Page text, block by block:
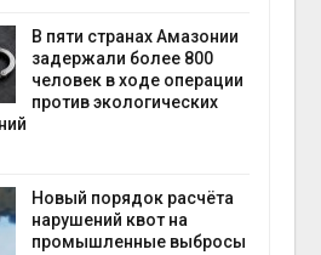
Москвариум отметит 11-
летие трёхдневным
фестивалем
строительства АЭС
проверяют по статье о
терроризме